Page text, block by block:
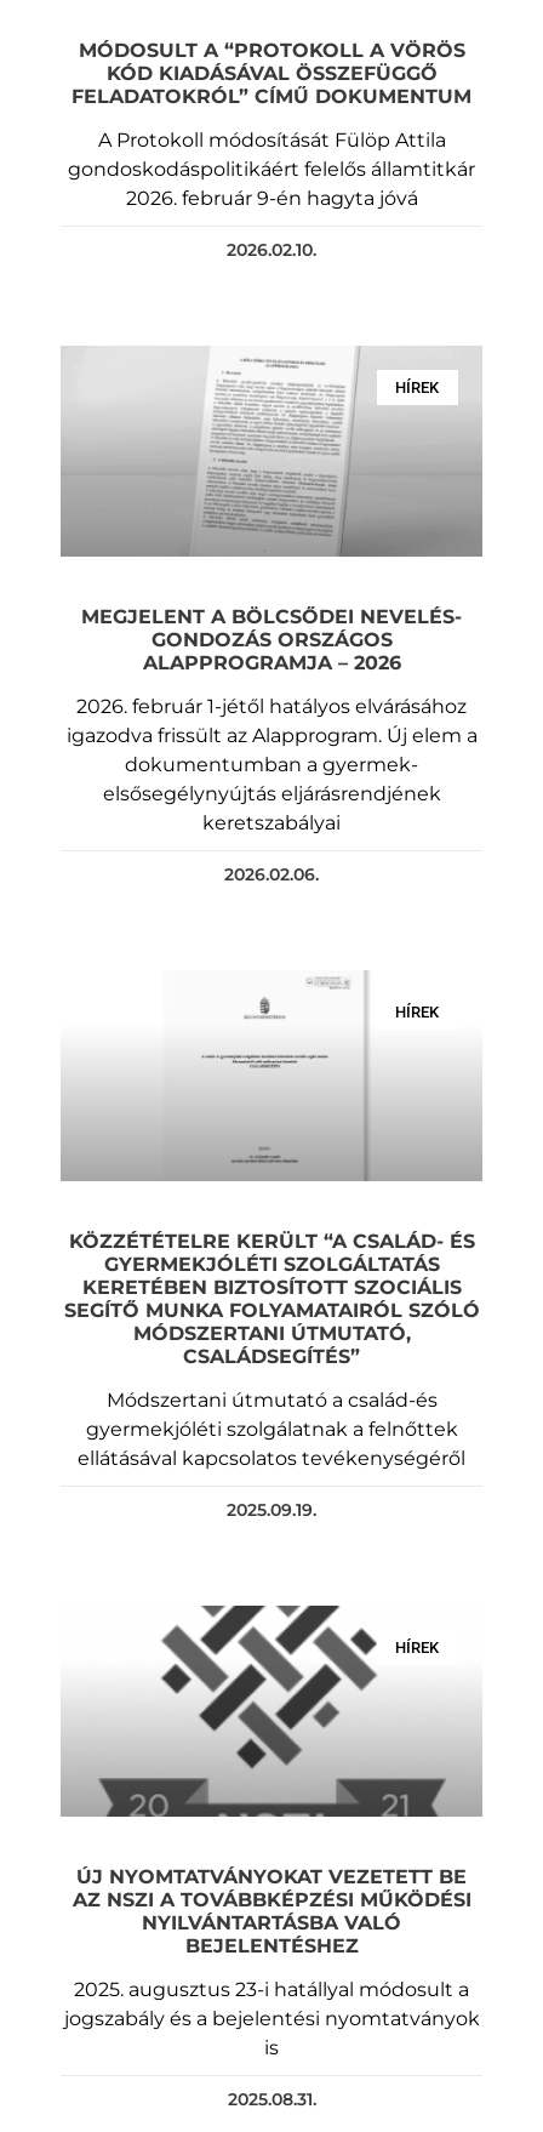
MÓDOSULT A “PROTOKOLL A VÖRÖS
KÓD KIADÁSÁVAL ÖSSZEFÜGGŐ
FELADATOKRÓL” CÍMŰ DOKUMENTUM
A Protokoll módosítását Fülöp Attila
gondoskodáspolitikáért felelős államtitkár
2026. február 9-én hagyta jóvá
2026.02.10.
HÍREK
MEGJELENT A BÖLCSŐDEI NEVELÉS-
GONDOZÁS ORSZÁGOS
ALAPPROGRAMJA – 2026
2026. február 1-jétől hatályos elvárásához
igazodva frissült az Alapprogram. Új elem a
dokumentumban a gyermek-
elsősegélynyújtás eljárásrendjének
keretszabályai
2026.02.06.
HÍREK
KÖZZÉTÉTELRE KERÜLT “A CSALÁD- ÉS
GYERMEKJÓLÉTI SZOLGÁLTATÁS
KERETÉBEN BIZTOSÍTOTT SZOCIÁLIS
SEGÍTŐ MUNKA FOLYAMATAIRÓL SZÓLÓ
MÓDSZERTANI ÚTMUTATÓ,
CSALÁDSEGÍTÉS”
Módszertani útmutató a család-és
gyermekjóléti szolgálatnak a felnőttek
ellátásával kapcsolatos tevékenységéről
2025.09.19.
HÍREK
ÚJ NYOMTATVÁNYOKAT VEZETETT BE
AZ NSZI A TOVÁBBKÉPZÉSI MŰKÖDÉSI
NYILVÁNTARTÁSBA VALÓ
BEJELENTÉSHEZ
2025. augusztus 23-i hatállyal módosult a
jogszabály és a bejelentési nyomtatványok
is
2025.08.31.